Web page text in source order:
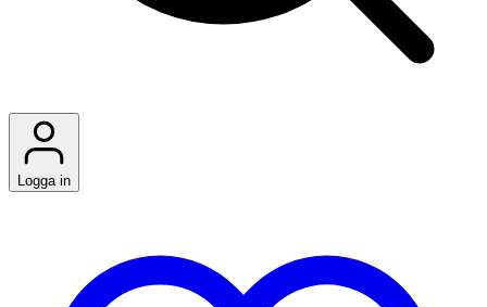
Logga in